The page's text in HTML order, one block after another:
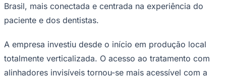
Brasil, mais conectada e centrada na experiência do
paciente e dos dentistas.
A empresa investiu desde o início em produção local
totalmente verticalizada. O acesso ao tratamento com
alinhadores invisíveis tornou-se mais acessível com a